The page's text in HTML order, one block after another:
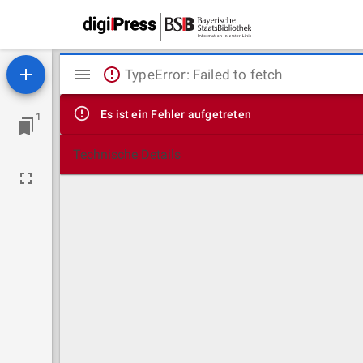
1
Mirador
Viewer
TypeError: Failed to fetch
Es ist ein Fehler aufgetreten
Technische Details